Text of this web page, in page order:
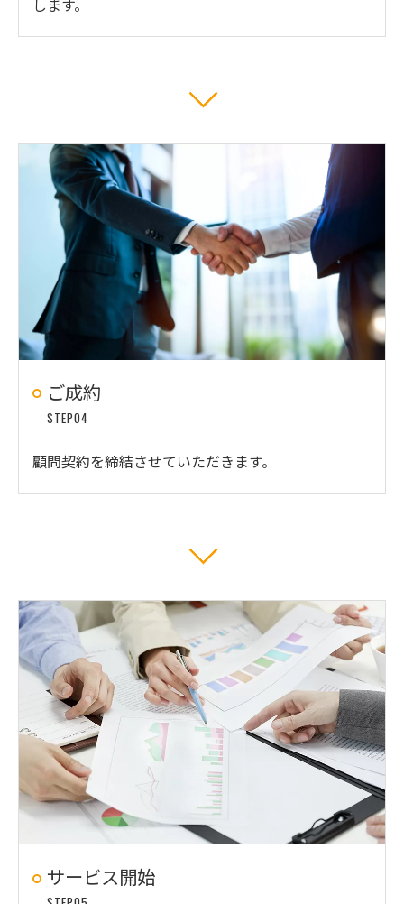
します。
ご成約
STEP04
顧問契約を締結させていただきます。
サービス開始